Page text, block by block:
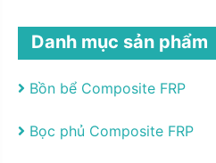
Danh mục sản phẩm
Bồn bể Composite FRP
Bọc phủ Composite FRP